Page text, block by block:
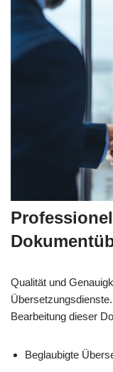
Qualität und
Bearbeitung dieser
Beglaubigte